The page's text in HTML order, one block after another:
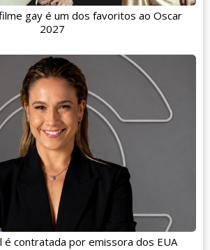
gay é um dos favoritos ao Oscar
2027
é contratada por emissora dos EUA